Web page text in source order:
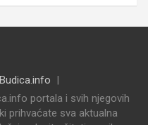
Budica.info
portala i svih njegovih
prihvaćate sva aktualna